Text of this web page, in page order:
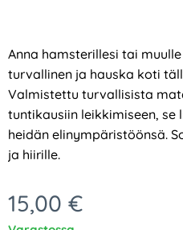
Anna hamsterillesi tai
turvallinen ja hauska koti
Valmistettu turvallisista
tuntikausiin leikkimiseen,
heidän elinympäristöönsä.
ja hiirille.
15,00 €